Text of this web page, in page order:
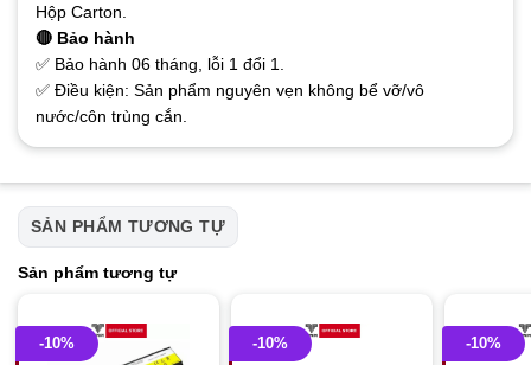
Hộp Carton.
🔴 Bảo hành
✅ Bảo hành 06 tháng, lỗi 1 đổi 1.
✅ Điều kiện: Sản phẩm nguyên vẹn không bể vỡ/vô
nước/côn trùng cắn.
SẢN PHẨM TƯƠNG TỰ
Sản phẩm tương tự
-10% -10% -10%